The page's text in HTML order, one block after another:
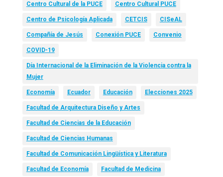
Centro Cultural de la PUCE Centro Cultural PUCE
Centro de Psicología Aplicada CETCIS CISeAL
Compañía de Jesús Conexión PUCE Convenio
COVID-19
Día Internacional de la Eliminación de la Violencia contra la
Mujer
Economía Ecuador Educación Elecciones 2025
Facultad de Arquitectura Diseño y Artes
Facultad de Ciencias de la Educación
Facultad de Ciencias Humanas
Facultad de Comunicación Lingüística y Literatura
Facultad de Economía Facultad de Medicina